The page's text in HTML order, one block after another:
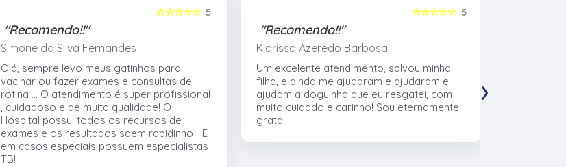
5
☆☆☆☆☆
"Recomendo!!"
Simone da Silva Fernandes
Olá, sempre levo meus gatinhos para
vacinar ou fazer exames e consultas de
rotina ... O atendimento é super profissional
, cuidadoso e de muita qualidade! O
Hospital possui todos os recursos de
exames e os resultados saem rapidinho ...E
em casos especiais possuem especialistas
TB!
5
☆☆☆☆☆
"Recomendo!!"
Klarissa Azeredo Barbosa
Um excelente atendimento, salvou minha
filha, e ainda me ajudaram e ajudaram e
ajudam a doguinha que eu resgatei, com
muito cuidado e carinho! Sou eternamente
grata!
›